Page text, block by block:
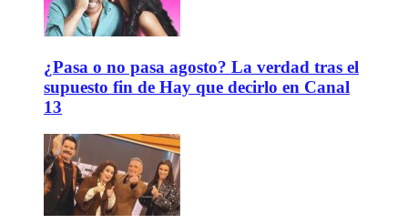
¿Pasa o no pasa agosto? La verdad tras el
supuesto fin de Hay que decirlo en Canal
13